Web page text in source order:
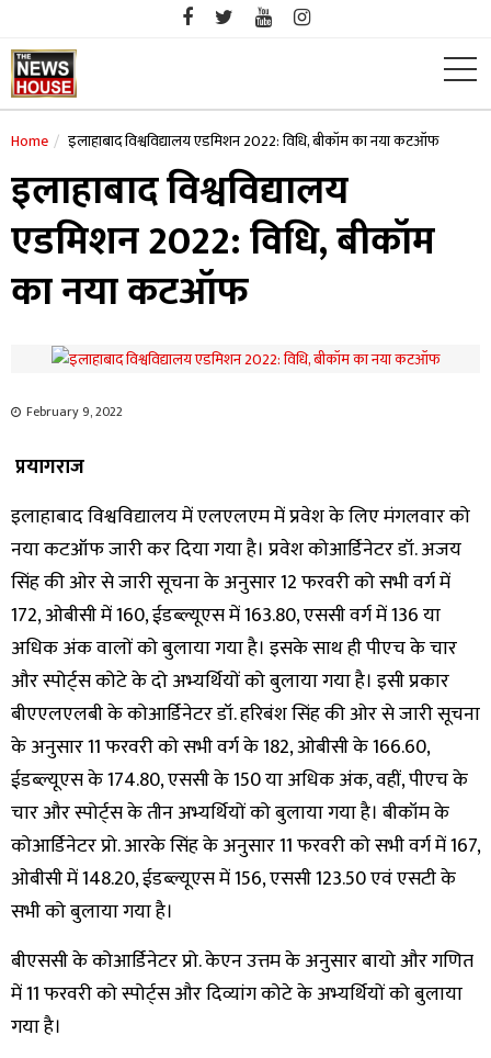
content
Home इलाहाबाद विश्वविद्यालय एडमिशन 2022: विधि, बीकॉम का नया कटऑफ
इलाहाबाद विश्वविद्यालय
एडमिशन 2022: विधि, बीकॉम
का नया कटऑफ
February 9, 2022
प्रयागराज
इलाहाबाद विश्वविद्यालय में एलएलएम में प्रवेश के लिए मंगलवार को
नया कटऑफ जारी कर दिया गया है। प्रवेश कोआर्डिनेटर डॉ. अजय
सिंह की ओर से जारी सूचना के अनुसार 12 फरवरी को सभी वर्ग में
172, ओबीसी में 160, ईडब्ल्यूएस में 163.80, एससी वर्ग में 136 या
अधिक अंक वालों को बुलाया गया है। इसके साथ ही पीएच के चार
और स्पोर्ट्स कोटे के दो अभ्यर्थियों को बुलाया गया है। इसी प्रकार
बीएएलएलबी के कोआर्डिनेटर डॉ. हरिबंश सिंह की ओर से जारी सूचना
के अनुसार 11 फरवरी को सभी वर्ग के 182, ओबीसी के 166.60,
ईडब्ल्यूएस के 174.80, एससी के 150 या अधिक अंक, वहीं, पीएच के
चार और स्पोर्ट्स के तीन अभ्यर्थियों को बुलाया गया है। बीकॉम के
कोआर्डिनेटर प्रो. आरके सिंह के अनुसार 11 फरवरी को सभी वर्ग में 167,
ओबीसी में 148.20, ईडब्ल्यूएस में 156, एससी 123.50 एवं एसटी के
सभी को बुलाया गया है।
बीएससी के कोआर्डिनेटर प्रो. केएन उत्तम के अनुसार बायो और गणित
में 11 फरवरी को स्पोर्ट्स और दिव्यांग कोटे के अभ्यर्थियों को बुलाया
गया है।